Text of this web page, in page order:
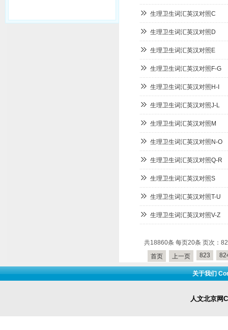
生理卫生词汇英汉对照C
生理卫生词汇英汉对照D
生理卫生词汇英汉对照E
生理卫生词汇英汉对照F-G
生理卫生词汇英汉对照H-I
生理卫生词汇英汉对照J-L
生理卫生词汇英汉对照M
生理卫生词汇英汉对照N-O
生理卫生词汇英汉对照Q-R
生理卫生词汇英汉对照S
生理卫生词汇英汉对照T-U
生理卫生词汇英汉对照V-Z
共18860条 每页20条 页次：
首页
上一页 823
人文北京网
关于我们